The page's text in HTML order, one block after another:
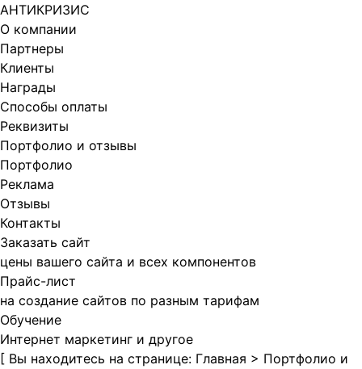
АНТИКРИЗИС
О компании
Партнеры
Клиенты
Награды
Способы оплаты
Реквизиты
Портфолио и отзывы
Портфолио
Реклама
Отзывы
Контакты
Заказать сайт
цены вашего сайта и всех компонентов
Прайс-лист
на создание сайтов по разным тарифам
Обучение
Интернет маркетинг и другое
[ Вы находитесь на странице: Главная > Портфолио и